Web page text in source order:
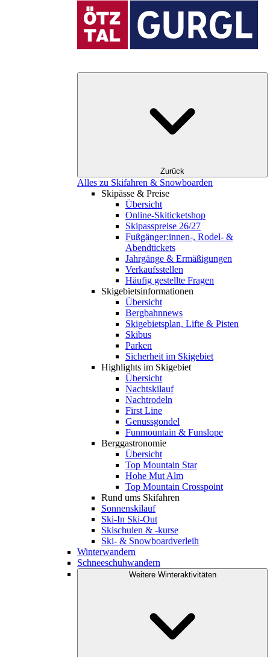
Zurück
Alles zu Skifahren & Snowboarden
Skipässe & Preise
Übersicht
Online-Skiticketshop
Skipasspreise 26/27
Fußgänger:innen-, Rodel- &
Abendtickets
Jahrgänge & Ermäßigungen
Verkaufsstellen
Häufig gestellte Fragen
Skigebiets­informationen
Übersicht
Bergbahnnews
Skigebietsplan, Lifte & Pisten
Skibus
Parken
Sicherheit im Skigebiet
Highlights im Skigebiet
Übersicht
Nachtskilauf
Nachtrodeln
First Line
Genussgondel
Funmountain & Funslope
Berggastronomie
Übersicht
Top Mountain Star
Hohe Mut Alm
Top Mountain Crosspoint
Rund ums Skifahren
Sonnenskilauf
Ski-In Ski-Out
Skischulen & -kurse
Ski- & Snowboardverleih
Winterwandern
Schneeschuhwandern
Weitere Winteraktivitäten